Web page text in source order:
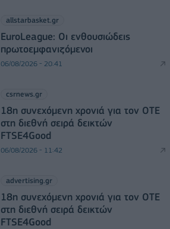
allstarbasket.gr
EuroLeague: Οι ενθουσιώδεις
πρωτοεμφανιζόμενοι
06/08/2026 - 20:41
csrnews.gr
18η συνεχόμενη χρονιά για τον ΟΤΕ
στη διεθνή σειρά δεικτών
FTSE4Good
06/08/2026 - 11:42
advertising.gr
18η συνεχόμενη χρονιά για τον ΟΤΕ
στη διεθνή σειρά δεικτών
FTSE4Good